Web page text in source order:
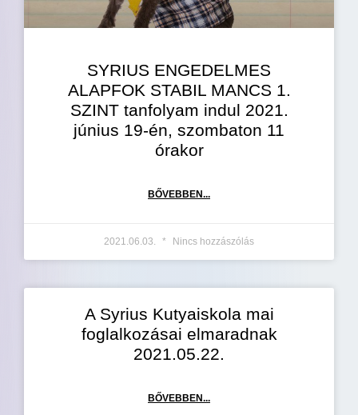
SYRIUS ENGEDELMES
ALAPFOK STABIL MANCS 1.
SZINT tanfolyam indul 2021.
június 19-én, szombaton 11
órakor
BŐVEBBEN...
2021.06.03. Nincs hozzászólás
A Syrius Kutyaiskola mai
foglalkozásai elmaradnak
2021.05.22.
BŐVEBBEN...